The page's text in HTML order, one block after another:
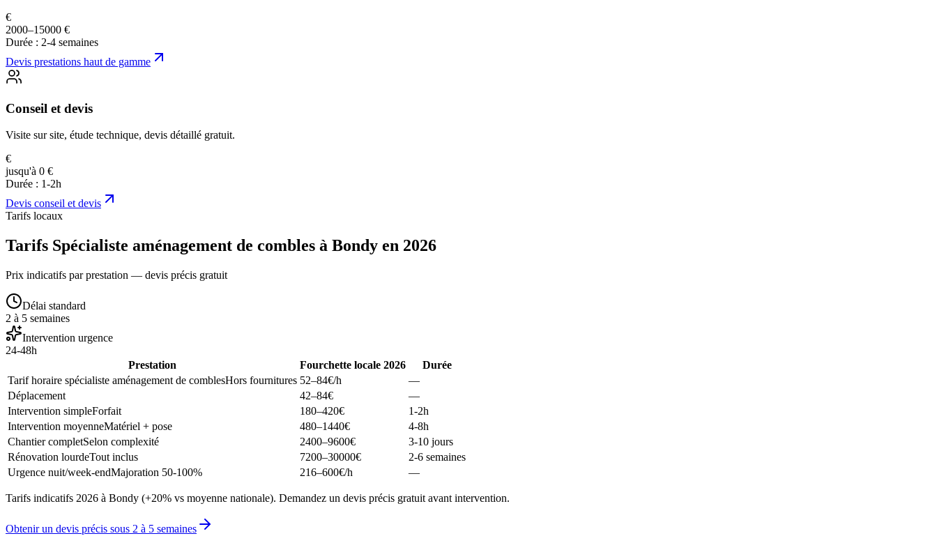
€
2000–15000 €
Durée : 2-4 semaines
Devis prestations haut de gamme
Conseil et devis
Visite sur site, étude technique, devis détaillé gratuit.
€
jusqu'à 0 €
Durée : 1-2h
Devis conseil et devis
Tarifs locaux
Tarifs Spécialiste aménagement de combles à Bondy en 2026
Prix indicatifs par prestation — devis précis gratuit
Délai standard
2 à 5 semaines
Intervention urgence
24-48h
Prestation
Fourchette locale 2026
Durée
Tarif horaire spécialiste aménagement de comblesHors fournitures 52–84€/h
—
Déplacement
42–84€
—
Intervention simpleForfait 180–420€
1-2h
Intervention moyenneMatériel + pose 480–1440€
4-8h
Chantier completSelon complexité 2400–9600€
3-10 jours
Rénovation lourdeTout inclus 7200–30000€
2-6 semaines
Urgence nuit/week-endMajoration 50-100% 216–600€/h —
Tarifs indicatifs 2026 à Bondy (+20% vs moyenne nationale). Demandez un devis précis gratuit avant intervention.
Obtenir un devis précis sous 2 à 5 semaines